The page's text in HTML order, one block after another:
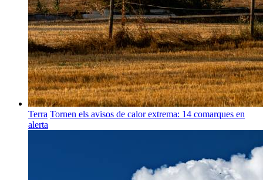
Terra Tornen els avisos de calor extrema: 14 comarques en
alerta